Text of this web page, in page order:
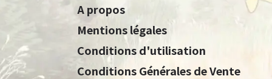
A propos
Mentions légales
Conditions d'utilisation
Conditions Générales de Vente